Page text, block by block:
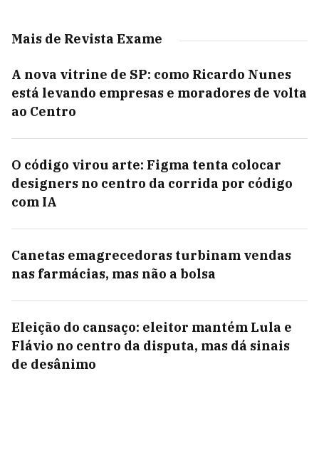
Mais de Revista Exame
A nova vitrine de SP: como Ricardo Nunes
está levando empresas e moradores de volta
ao Centro
O código virou arte: Figma tenta colocar
designers no centro da corrida por código
com IA
Canetas emagrecedoras turbinam vendas
nas farmácias, mas não a bolsa
Eleição do cansaço: eleitor mantém Lula e
Flávio no centro da disputa, mas dá sinais
de desânimo